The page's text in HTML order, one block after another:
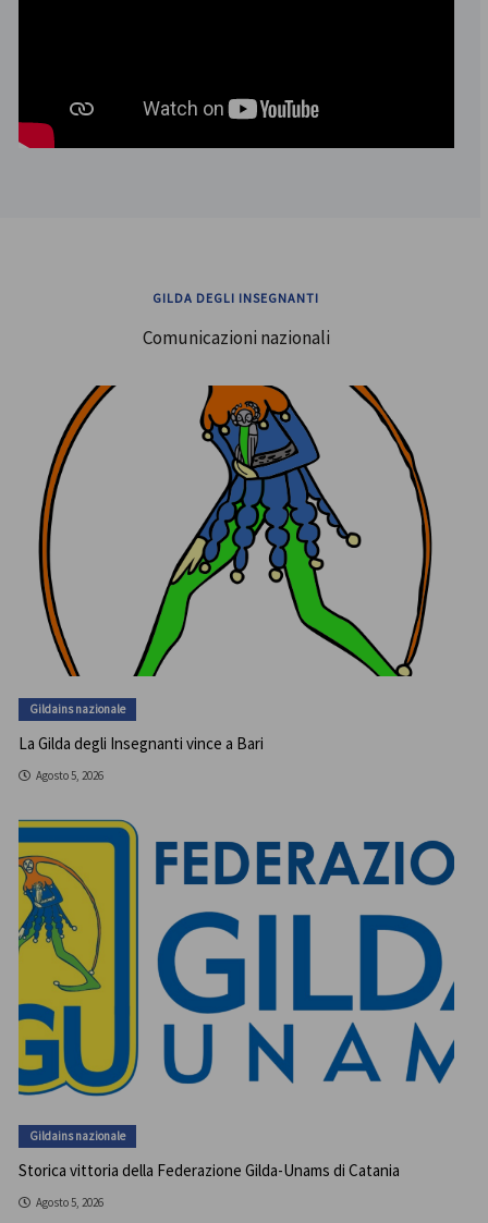
GILDA DEGLI INSEGNANTI
Comunicazioni nazionali
Gildains nazionale
La Gilda degli Insegnanti vince a Bari
Agosto 5, 2026
Gildains nazionale
Storica vittoria della Federazione Gilda-Unams di Catania
Agosto 5, 2026